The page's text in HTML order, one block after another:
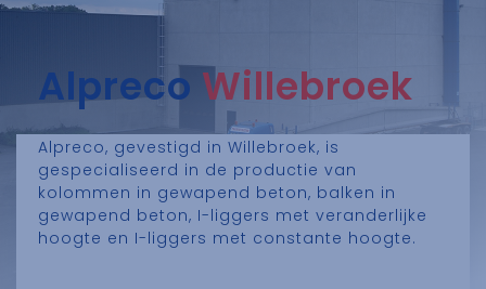
Alpreco Willebroek
Alpreco, gevestigd in Willebroek, is
gespecialiseerd in de productie van
kolommen in gewapend beton, balken in
gewapend beton, I-liggers met veranderlijke
hoogte en I-liggers met constante hoogte.